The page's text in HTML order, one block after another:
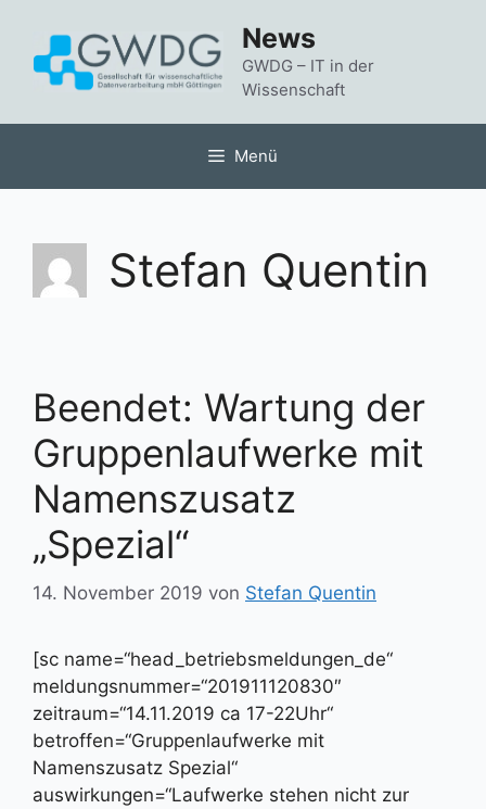
springen
News
GWDG – IT in der
Wissenschaft
Menü
Stefan Quentin
Beendet: Wartung der
Gruppenlaufwerke mit
Namenszusatz
„Spezial“
14. November 2019 von Stefan Quentin
[sc name=“head_betriebsmeldungen_de“
meldungsnummer=“201911120830″
zeitraum=“14.11.2019 ca 17-22Uhr“
betroffen=“Gruppenlaufwerke mit
Namenszusatz Spezial“
auswirkungen=“Laufwerke stehen nicht zur